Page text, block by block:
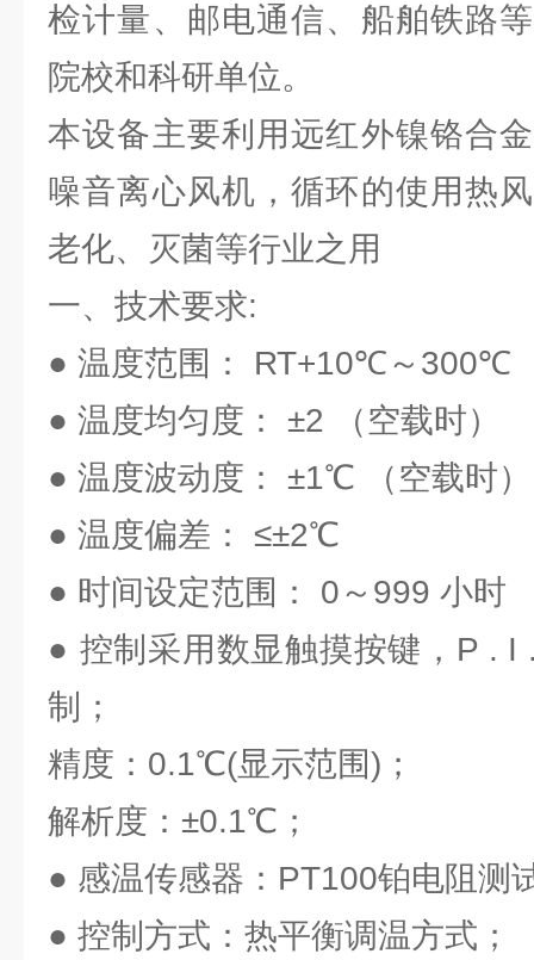
检计量、邮电通信、船舶铁路
院校和科研单位。
本设备主要利用远红外镍铬合
噪音离心风机，循环的使用热
老化、灭菌等行业之用
一、技术要求:
● 温度范围： RT+10℃～300℃
● 温度均匀度： ±2 （空载时）
● 温度波动度： ±1℃ （空载时）
● 温度偏差： ≤±2℃
● 时间设定范围： 0～999 小时
● 控制采用数显触摸按键，P . I
制；
精度：0.1℃(显示范围)；
解析度：±0.1℃；
● 感温传感器：PT100铂电阻测
● 控制方式：热平衡调温方式；